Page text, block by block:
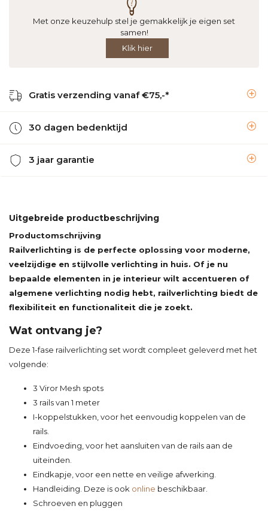
Met onze keuzehulp stel je gemakkelijk je eigen set
samen!
Klik hier
Gratis verzending vanaf €75,-*
30 dagen bedenktijd
3 jaar garantie
Uitgebreide productbeschrijving
Productomschrijving
Railverlichting is de perfecte oplossing voor moderne,
veelzijdige en stijlvolle verlichting in huis. Of je nu
bepaalde elementen in je interieur wilt accentueren of
algemene verlichting nodig hebt, railverlichting biedt de
flexibiliteit en functionaliteit die je zoekt.
Wat ontvang je?
Deze 1-fase railverlichting set wordt compleet geleverd met het
volgende:
3 Viror Mesh spots
3 rails van 1 meter
I-koppelstukken, voor het eenvoudig koppelen van de
rails.
Eindvoeding, voor het aansluiten van de rails aan de
uiteinden.
Eindkapje, voor een nette en veilige afwerking.
Handleiding. Deze is ook online beschikbaar.
Schroeven en pluggen